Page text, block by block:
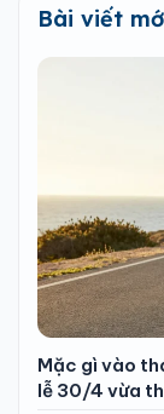
Bài viết
Mặc gì vào
lễ 30/4 vừa